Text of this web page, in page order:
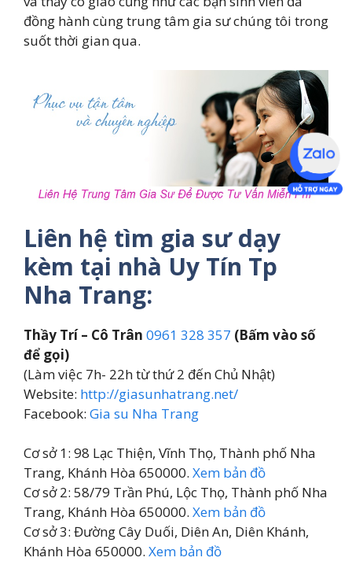
đồng hành cùng trung tâm gia sư chúng tôi trong
suốt thời gian qua.
Liên hệ tìm gia sư dạy
kèm tại nhà Uy Tín Tp
Nha Trang:
Thầy Trí – Cô Trân 0961 328 357 (Bấm vào số
để gọi)
(Làm việc 7h- 22h từ thứ 2 đến Chủ Nhật)
Website: http://giasunhatrang.net/
Facebook: Gia su Nha Trang
Cơ sở 1: 98 Lạc Thiện, Vĩnh Thọ, Thành phố Nha
Trang, Khánh Hòa 650000. Xem bản đồ
Cơ sở 2: 58/79 Trần Phú, Lộc Thọ, Thành phố Nha
Trang, Khánh Hòa 650000. Xem bản đồ
Cơ sở 3: Đường Cây Duối, Diên An, Diên Khánh,
Khánh Hòa 650000. Xem bản đồ